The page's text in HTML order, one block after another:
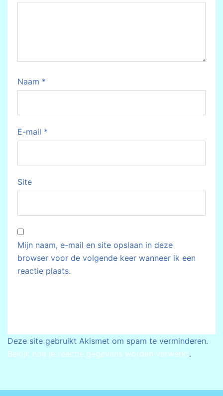
Naam *
E-mail *
Site
Mijn naam, e-mail en site opslaan in deze
browser voor de volgende keer wanneer ik een
reactie plaats.
Deze site gebruikt Akismet om spam te verminderen.
Bekijk hoe je reactie gegevens worden verwerkt.